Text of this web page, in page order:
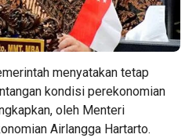
menyatakan tetap
kondisi perekonomian
oleh Menteri
Airlangga Hartarto.